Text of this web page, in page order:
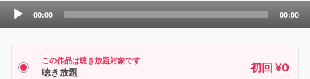
Audio
00:00 00:00
この作品は聴き放題対象です
聴き放題 初回 ¥0